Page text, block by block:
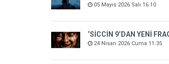
05 Mayıs 2026 Salı 16:10
‘SİCCİN 9’DAN YENİ
24 Nisan 2026 Cuma 11:35